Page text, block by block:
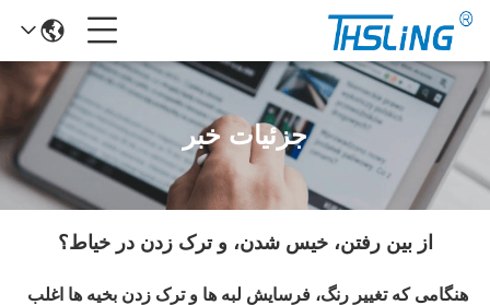
جزئیات خبر
از بین رفتن، خیس شدن، و ترک زدن در خیاط؟
هنگامی که تغییر رنگ، فرسایش لبه ها و ترک زدن بخیه ها اغلب